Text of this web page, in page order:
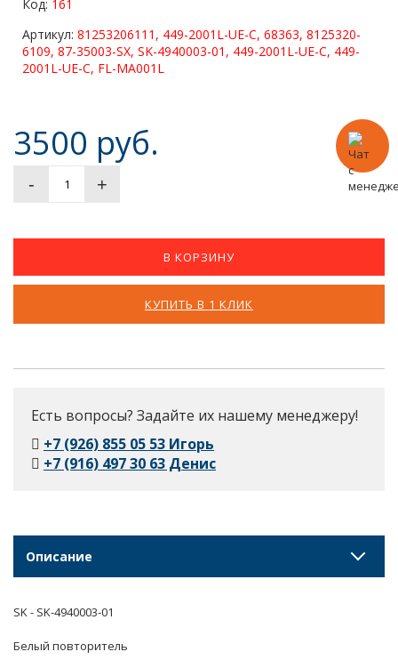
Код: 161
Артикул: 81253206111, 449-2001L-UE-C, 68363, 8125320-
6109, 87-35003-SX, SK-4940003-01, 449-2001L-UE-C, 449-
2001L-UE-C, FL-MA001L
3500 руб.
- +
В КОРЗИНУ
КУПИТЬ В 1 КЛИК
Есть вопросы? Задайте их нашему менеджеру!
+7 (926) 855 05 53 Игорь
+7 (916) 497 30 63 Денис
Описание
SK - SK-4940003-01
Белый повторитель